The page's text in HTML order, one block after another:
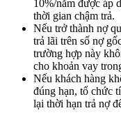
10%/năm được áp
thời gian chậm trả.
Nếu trở thành nợ
trả lãi trên số nợ
trường hợp này
cho khoản vay
Nếu khách hàng
đúng hạn, tổ chức
lại thời hạn trả nợ